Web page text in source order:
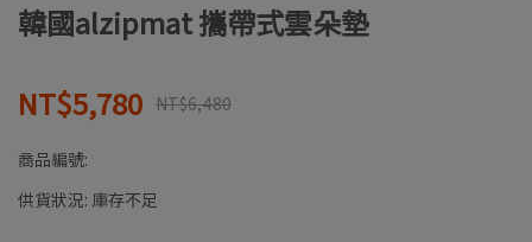
韓國alzipmat 攜帶式雲朵墊
NT$5,780 NT$6,480
商品編號:
供貨狀況: 庫存不足